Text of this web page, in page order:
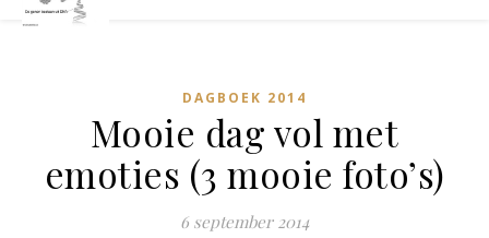
DAGBOEK 2014
Mooie dag vol met
emoties (3 mooie foto’s)
6 september 2014